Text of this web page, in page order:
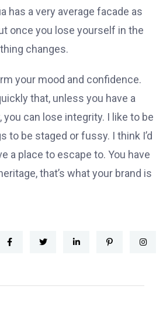
has a very average facade as
once you lose yourself in the
changes.
your mood and confidence.
that, unless you have a
can lose integrity. I like to be
to be staged or fussy. I think I’d
a place to escape to. You have
that’s what your brand is